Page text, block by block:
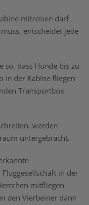
mitreisen darf
entscheidet jede
so, dass Hunde bis zu
in der Kabine fliegen
Transportbox
werden
untergebracht.
in der
mitfliegen
den Vierbeiner dann